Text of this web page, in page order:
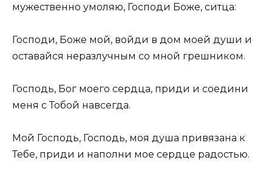
мужественно умоляю, Господи Боже, ситца:
Господи, Боже мой, войди в дом моей души и
оставайся неразлучным со мной грешником.
Господь, Бог моего сердца, приди и соедини
меня с Тобой навсегда.
Мой Господь, Господь, моя душа привязана к
Тебе, приди и наполни мое сердце радостью.